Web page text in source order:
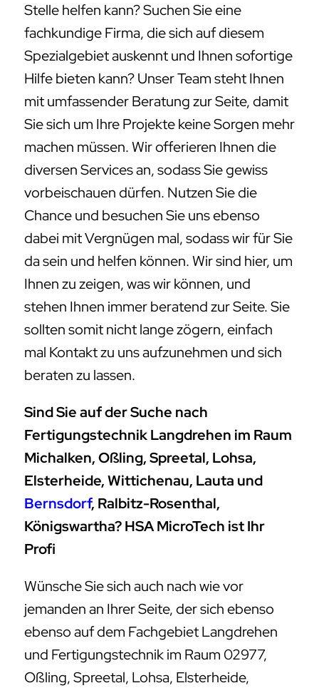
Stelle helfen kann? Suchen Sie eine
fachkundige Firma, die sich auf diesem
Spezialgebiet auskennt und Ihnen sofortige
Hilfe bieten kann? Unser Team steht Ihnen
mit umfassender Beratung zur Seite, damit
Sie sich um Ihre Projekte keine Sorgen mehr
machen müssen. Wir offerieren Ihnen die
diversen Services an, sodass Sie gewiss
vorbeischauen dürfen. Nutzen Sie die
Chance und besuchen Sie uns ebenso
dabei mit Vergnügen mal, sodass wir für Sie
da sein und helfen können. Wir sind hier, um
Ihnen zu zeigen, was wir können, und
stehen Ihnen immer beratend zur Seite. Sie
sollten somit nicht lange zögern, einfach
mal Kontakt zu uns aufzunehmen und sich
beraten zu lassen.
Sind Sie auf der Suche nach
Fertigungstechnik Langdrehen im Raum
Michalken, Oßling, Spreetal, Lohsa,
Elsterheide, Wittichenau, Lauta und
Bernsdorf, Ralbitz-Rosenthal,
Königswartha? HSA MicroTech ist Ihr
Profi
Wünsche Sie sich auch nach wie vor
jemanden an Ihrer Seite, der sich ebenso
ebenso auf dem Fachgebiet Langdrehen
und Fertigungstechnik im Raum 02977,
Oßling, Spreetal, Lohsa, Elsterheide,